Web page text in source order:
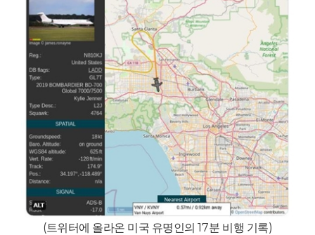
(트위터에 올라온 미국 유명인의 17분 비행 기록)